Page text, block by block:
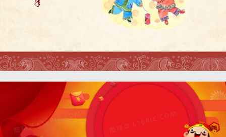
新年中国风卡通简约浅色海
报背景